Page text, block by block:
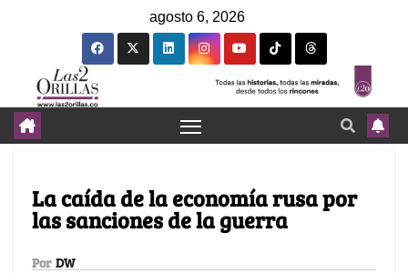
agosto 6, 2026
La caída de la economía rusa por
las sanciones de la guerra
Por DW